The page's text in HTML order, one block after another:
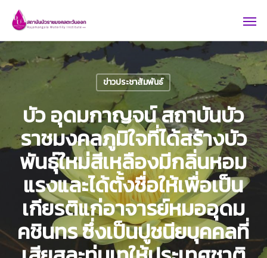
main
ข่าวประชาสัมพันธ์
บัว อุดมกาญจน์ สถาบันบัว
ราชมงคลภูมิใจที่ได้สร้างบัว
พันธุ์ใหม่สีเหลืองมีกลิ่นหอม
แรงและได้ตั้งชื่อให้เพื่อเป็น
เกียรติแก่อาจารย์หมออุดม
คชินทร ซึ่งเป็นปูชนียบุคคลที่